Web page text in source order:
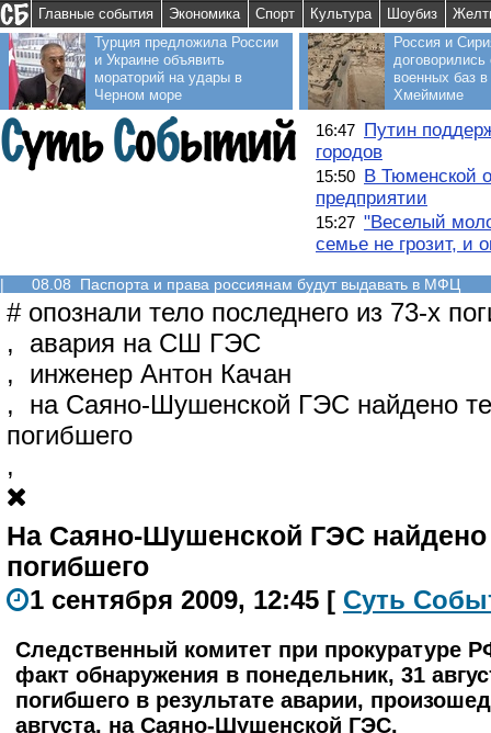
Главные события Экономика Спорт Культура Шоубиз
Турция предложила России
и Украине объявить
мораторий на удары в
Черном море
Россия и
договорились
военных баз
Хмеймиме
16:47 Путин
городов
15:50 В Тюменской
предприятии
15:27 "Веселый
семье не грозит, и
| 08.08 Паспорта и права россиянам будут выдавать в МФЦ
# опознали тело последнего из 73-х
, авария на СШ ГЭС
, инженер Антон Качан
, на Саяно-Шушенской ГЭС найдено
погибшего
,
На Саяно-Шушенской ГЭС найдено
погибшего
1 сентября 2009, 12:45 [ Суть Соб
Следственный комитет при прокуратуре
факт обнаружения в понедельник, 31
погибшего в результате аварии,
августа, на Саяно-Шушенской ГЭС.